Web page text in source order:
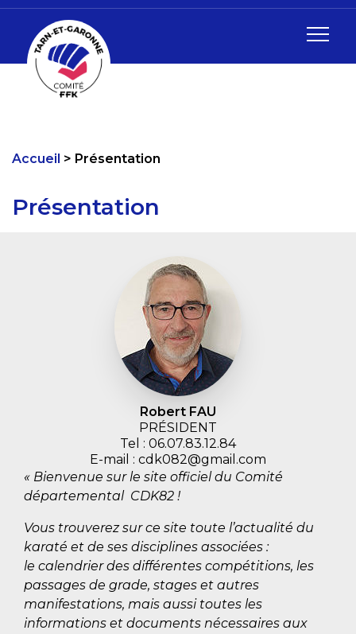
Accueil Présentation
Présentation
Robert FAU
PRÉSIDENT
Tel : 06.07.83.12.84
E-mail : cdk082@gmail.com
« Bienvenue sur le site officiel du Comité
départemental CDK82 !
Vous trouverez sur ce site toute l’actualité du
karaté et de ses disciplines associées :
le calendrier des différentes compétitions, les
passages de grade, stages et autres
manifestations, mais aussi toutes les
informations et documents nécessaires aux